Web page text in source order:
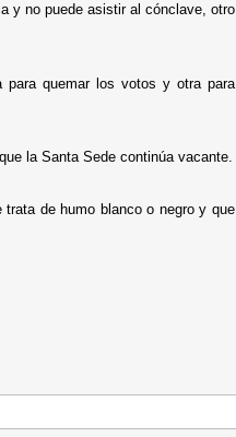
y no puede asistir al cónclave, otro
para quemar los votos y otra para
la Santa Sede continúa vacante.
de humo blanco o negro y que